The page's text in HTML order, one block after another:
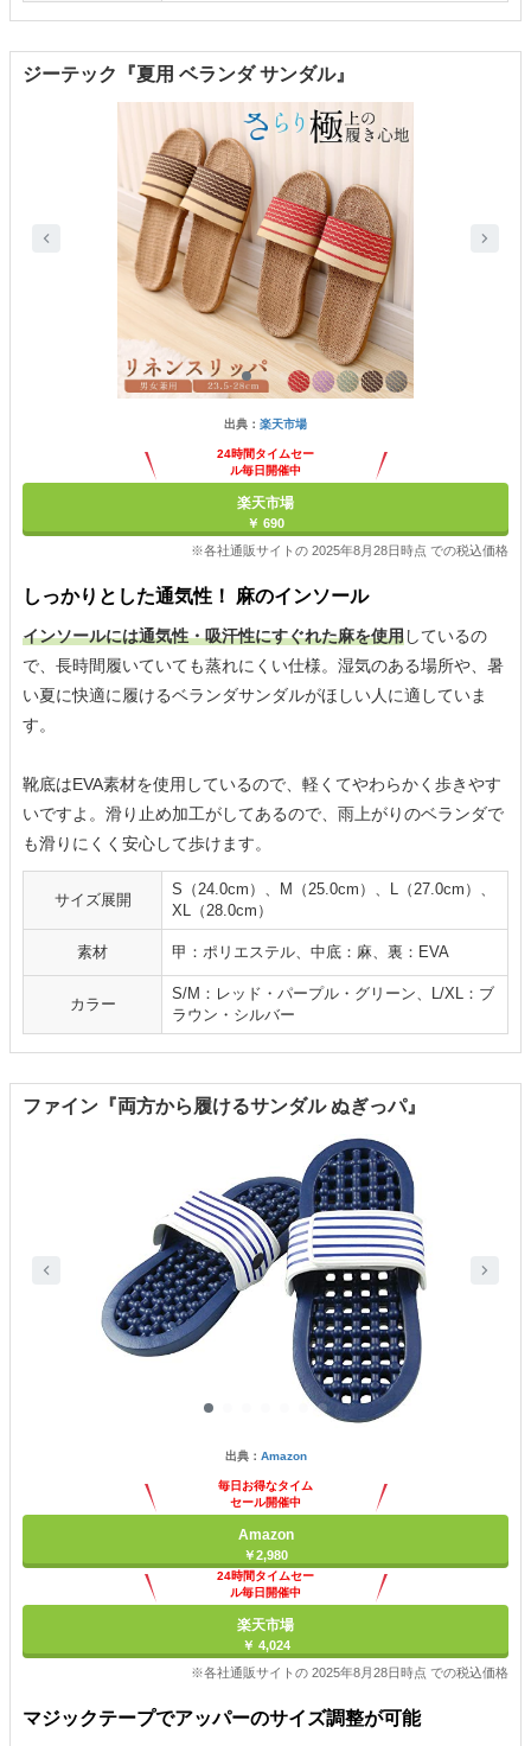
ジーテック『夏用 ベランダ サンダル』
出典： 楽天市場
24時間タイムセー
ル毎日開催中
楽天市場
￥ 690
※各社通販サイトの 2025年8月28日時点 での税込価格
しっかりとした通気性！ 麻のインソール
インソールには通気性・吸汗性にすぐれた麻を使用しているの
で、長時間履いていても蒸れにくい仕様。湿気のある場所や、暑
い夏に快適に履けるベランダサンダルがほしい人に適していま
す。
靴底はEVA素材を使用しているので、軽くてやわらかく歩きやす
いですよ。滑り止め加工がしてあるので、雨上がりのベランダで
も滑りにくく安心して歩けます。
サイズ展開
S（24.0cm）、M（25.0cm）、L（27.0cm）、
XL（28.0cm）
素材 甲：ポリエステル、中底：麻、裏：EVA
カラー
S/M：レッド・パープル・グリーン、L/XL：ブ
ラウン・シルバー
ファイン『両方から履けるサンダル ぬぎっパ』
出典： Amazon
毎日お得なタイム
セール開催中
Amazon
￥2,980
24時間タイムセー
ル毎日開催中
楽天市場
￥ 4,024
※各社通販サイトの 2025年8月28日時点 での税込価格
マジックテープでアッパーのサイズ調整が可能